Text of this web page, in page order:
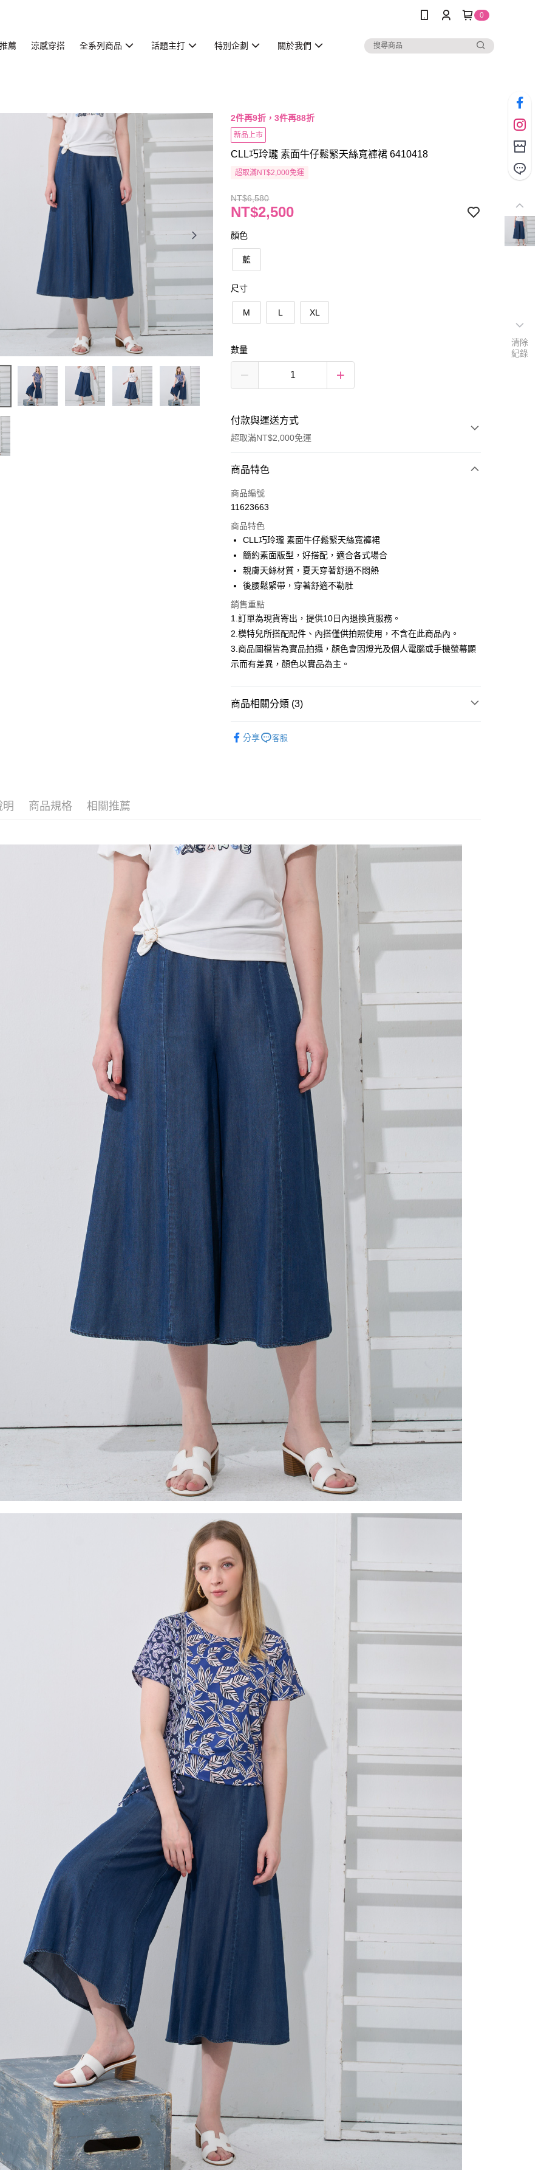
0
薦 涼感穿搭 全系列商品 話題主打 特別企劃 關於我們
2件再9折，3件再88折
新品上市
CLL巧玲瓏 素面牛仔鬆緊天絲寬褲裙 6410418
超取滿NT$2,000免運
NT$6,580
NT$2,500
顏色
藍
尺寸
M L XL
數量
付款與運送方式
超取滿NT$2,000免運
付款方式
信用卡一次付款
3 期 0 利率 每期 NT$833
合作金庫商業銀行
第一商業銀行
華南商業銀行
彰化商業銀行
國泰世華商業銀行
臺灣中小企業銀行
匯豐（台灣）商業銀行
華泰商業銀行
聯邦商業銀行
遠東國際商業銀行
玉山商業銀行
星展（台灣）商業銀行
台新國際商業銀行
超商取貨付款
Apple Pay
街口支付
悠遊付
Google Pay
相關說明
2.付款方式選擇「大哥付你分期」，訂單成立後會自動跳轉到大哥付的交易
2.透過簡訊連結打開帳單後，可選擇「超商條碼／台灣大直營門市／銀行轉
帳／街口支付／iPASS MONEY」等通路繳費。
1.本服務係由「台灣大哥大股份有限公司」（以下簡稱本公司）所提供，讓
用戶於交易時，得透過本服務購買商品或服務，並由商店將買賣／分期付
款買賣價金債權讓與本公司後，依約使用本公司帳單繳交帳款。
2.基於同意付款使用「大哥付你分期」之契約關係目的，商店將以您的個人
資料（包含姓名、電話或地址）提供予台灣大哥大進項蒐集、處理及利
用，由本公司與您本人進行分期帳單所需資料之確認、核對及更正。
3.完整用戶服務條款，請詳閱以下連結：
相關說明
付」結帳頁面，進行簡訊認證並確認金額後，即可完成結帳。
２．訂單成立數日內，您將收到繳費通知簡訊。
３．收到繳費通知簡訊後14天內，點擊此簡訊中的連結，可透過四大超商
／ATM／網路銀行／等多元方式進行付款，方視為交易完成。
※ 請注意：結帳手續完成當下不需立刻繳費，但若您需要取消訂單，請聯
絡購買商品的店家。未經商家同意取消之訂單仍視為有效，需透過AFTEE
先享後付繳納相關費用。
※ 交易是否成功請以「AFTEE先享後付 」之結帳頁面顯示為準，若有關於
是否繳費成功／繳費後需取消欲退款等相關疑問，請聯繫「AFTEE先享後
付客戶支援中心」
https://netprotections.freshdesk.com/support/home
【注意事項】
１．透過由恩沛科技股份有限公司提供之「AFTEE先享後付」服務完成之
交易，需依本服務之必要範圍內提供個人資料，並將交易相關給付款項請
求債權轉讓予恩沛科技股份有限公司。
２．關於個人資料處理事宜，請瀏覽以下網址：
https://aftee.tw/terms/#terms3
３．未成年的使用者請事先徵得法定代理人或監護人之同意方可使用
「AFTEE先享後付」，若未經同意申辦者引起之損失，本公司不負相關責
任。
４．使用「AFTEE先享後付」時，將依據個別帳號之用戶狀況，依本公司
即時審查核予不同之上限額度；若仍有額度不足之情形，本公司將視審查
結果請求用戶進行身份認證。
５．嚴禁一人註冊多個帳號或使用他人資訊註冊。若發現惡意使用之情
形，恩沛科技股份有限公司將有權停止該用戶之使用額度並採取法律行
動。
每筆NT$120，滿NT$2,000(含以上)免運費
宅配
每筆NT$120，滿NT$2,000(含以上)免運費
商品特色
商品編號
11623663
商品特色
CLL巧玲瓏 素面牛仔鬆緊天絲寬褲裙
簡約素面版型，好搭配，適合各式場合
親膚天絲材質，夏天穿著舒適不悶熱
後腰鬆緊帶，穿著舒適不勒肚
銷售重點
1.訂單為現貨寄出，提供10日內退換貨服務。
2.模特兒所搭配配件、內搭僅供拍照使用，不含在此商品內。
3.商品圖檔皆為實品拍攝，顏色會因燈光及個人電腦或手機螢幕顯
示而有差異，顏色以實品為主。
商品相關分類 (3)
分享 客服
明 商品規格 相關推薦
清除
紀錄